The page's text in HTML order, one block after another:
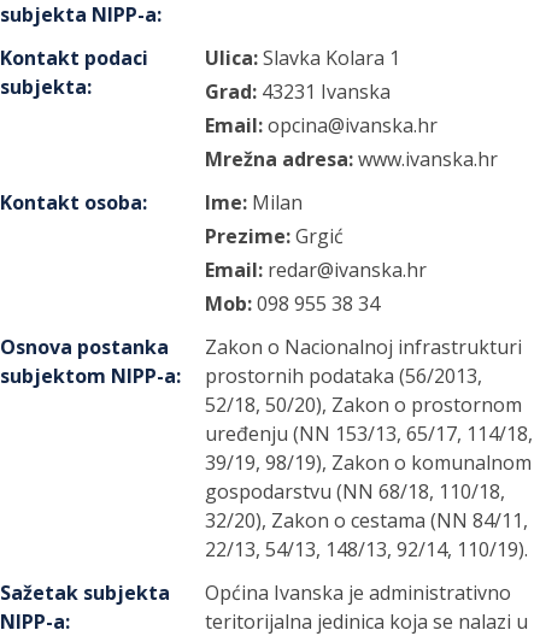
subjekta NIPP-a:
Kontakt podaci
subjekta:
Ulica:Slavka Kolara 1
Grad: 43231 Ivanska
Email:opcina@ivanska.hr
Mrežna adresa:www.ivanska.hr
Kontakt osoba: Ime: Milan
Prezime:Grgić
Email: redar@ivanska.hr
Mob:098 955 38 34
Osnova postanka
subjektom NIPP-a:
Zakon o Nacionalnoj infrastrukturi
prostornih podataka (56/2013,
52/18, 50/20), Zakon o prostornom
uređenju (NN 153/13, 65/17, 114/18,
39/19, 98/19), Zakon o komunalnom
gospodarstvu (NN 68/18, 110/18,
32/20), Zakon o cestama (NN 84/11,
22/13, 54/13, 148/13, 92/14, 110/19).
Sažetak subjekta
NIPP-a:
Općina Ivanska je administrativno
teritorijalna jedinica koja se nalazi u